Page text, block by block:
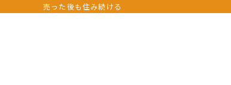
売った後も住み続ける